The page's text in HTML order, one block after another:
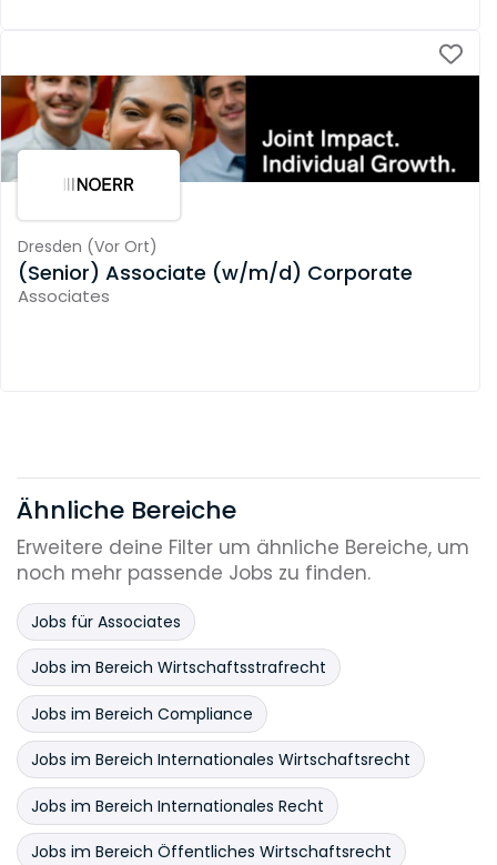
Dresden (Vor Ort)
(Senior) Associate (w/m/d) Corporate
Associates
Ähnliche Bereiche
Erweitere deine Filter um ähnliche Bereiche, um
noch mehr passende Jobs zu finden.
Jobs für Associates
Jobs im Bereich Wirtschaftsstrafrecht
Jobs im Bereich Compliance
Jobs im Bereich Internationales Wirtschaftsrecht
Jobs im Bereich Internationales Recht
Jobs im Bereich Öffentliches Wirtschaftsrecht